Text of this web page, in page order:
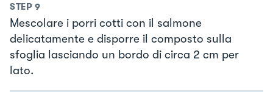
STEP 9
Mescolare i porri cotti con il salmone
delicatamente e disporre il composto sulla
sfoglia lasciando un bordo di circa 2 cm per
lato.